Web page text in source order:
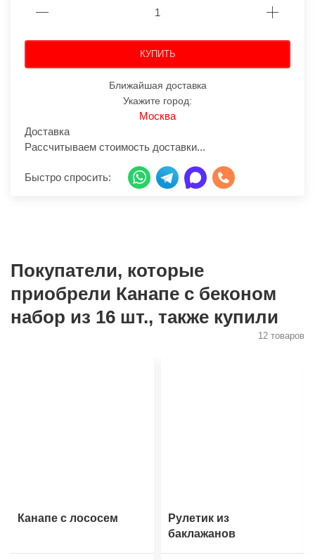
КУПИТЬ
Ближайшая доставка
Укажите город:
Москва
Доставка
Рассчитываем стоимость доставки...
Быстро спросить:
Покупатели, которые
приобрели Канапе с беконом
набор из 16 шт., также купили
12 товаров
Канапе с лососем
Рулетик из
баклажанов